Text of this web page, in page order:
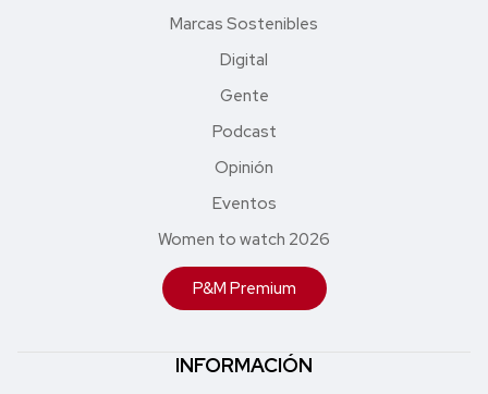
Marcas Sostenibles
Digital
Gente
Podcast
Opinión
Eventos
Women to watch 2026
P&M Premium
INFORMACIÓN